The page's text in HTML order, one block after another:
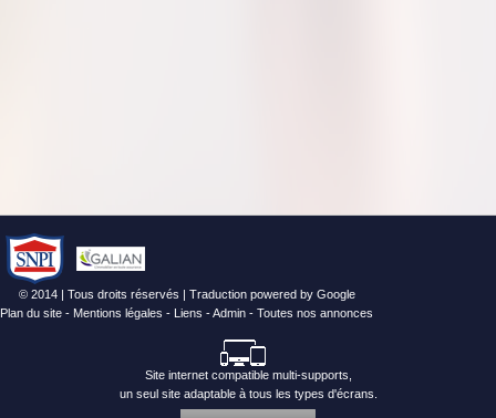
© 2014 | Tous droits réservés | Traduction powered by Google
Plan du site - Mentions légales - Liens -Admin - Toutes nos annonces
Site internet compatible multi-supports,
un seul site adaptable à tous les types d'écrans.